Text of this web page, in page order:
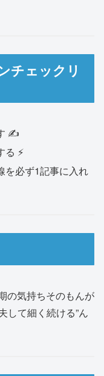
チェックリ
✍️
⚡️
を必ず1記事に入れ
の気持ちそのもんが
して細く続ける”ん